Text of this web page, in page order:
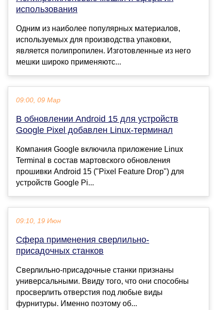
использования
Одним из наиболее популярных материалов,
используемых для производства упаковки,
является полипропилен. Изготовленные из него
мешки широко применяютс...
09:00, 09 Мар
В обновлении Android 15 для устройств
Google Pixel добавлен Linux-терминал
Компания Google включила приложение Linux
Terminal в состав мартовского обновления
прошивки Android 15 ("Pixel Feature Drop") для
устройств Google Pi...
09:10, 19 Июн
Сфера применения сверлильно-
присадочных станков
Сверлильно-присадочные станки признаны
универсальными. Ввиду того, что они способны
просверлить отверстия под любые виды
фурнитуры. Именно поэтому об...